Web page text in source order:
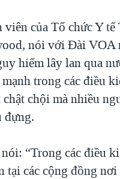
VÀ LÀN SÓNG TRỘM HẢI
LỘ: TIẾNG VỌNG TỪ NÔNG
của Tổ chức Y tế
nói với Đài VOA
hiểm lây lan qua
trong các điều
chội mà nhiều
đựng.
“Trong các điều
tại các cộng đồng